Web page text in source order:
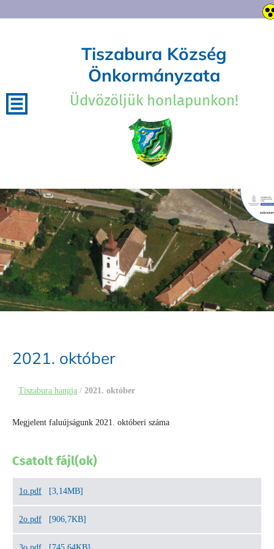
Tiszabura Község
Önkormányzata
Üdvözöljük honlapunkon!
2021. október
Tiszabura hangja / 2021. október
Megjelent faluújságunk 2021. októberi száma
Csatolt fájl(ok)
1o.pdf [3,14MB]
2o.pdf [906,7KB]